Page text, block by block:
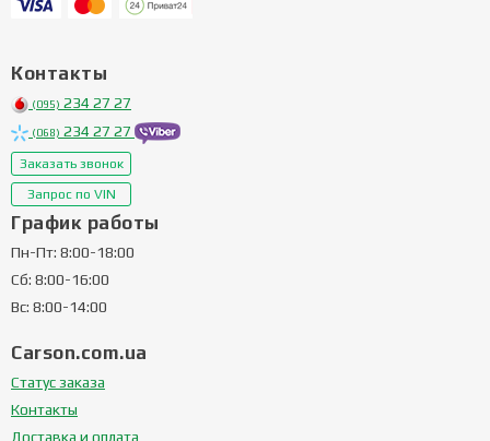
Контакты
(095) 234 27 27
(068) 234 27 27
Заказать звонок
Запрос по VIN
График работы
Пн-Пт: 8:00-18:00
Сб: 8:00-16:00
Вс: 8:00-14:00
Carson.com.ua
Статус заказа
Контакты
Доставка и оплата